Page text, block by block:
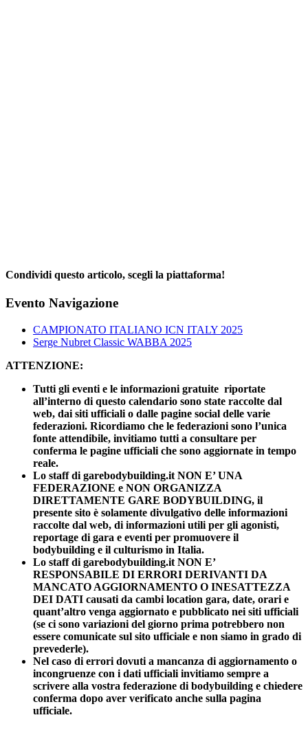
Condividi questo articolo, scegli la piattaforma!
Facebook
X
Reddit
LinkedIn
WhatsApp
Telegram
Tumblr
Pinterest
Email
Evento Navigazione
CAMPIONATO ITALIANO ICN ITALY 2025
Serge Nubret Classic WABBA 2025
ATTENZIONE:
Tutti gli eventi e le informazioni gratuite riportate
all’interno di questo calendario sono state raccolte dal
web, dai siti ufficiali o dalle pagine social delle varie
federazioni. Ricordiamo che le federazioni sono l’unica
fonte attendibile, invitiamo tutti a consultare per
conferma le pagine ufficiali che sono aggiornate in tempo
reale.
Lo staff di garebodybuilding.it NON E’ UNA
FEDERAZIONE e NON ORGANIZZA
DIRETTAMENTE GARE BODYBUILDING, il
presente sito è solamente divulgativo delle informazioni
raccolte dal web, di informazioni utili per gli agonisti,
reportage di gara e eventi per promuovere il
bodybuilding e il culturismo in Italia.
Lo staff di garebodybuilding.it NON E’
RESPONSABILE DI ERRORI DERIVANTI DA
MANCATO AGGIORNAMENTO O INESATTEZZA
DEI DATI causati da cambi location gara, date, orari e
quant’altro venga aggiornato e pubblicato nei siti ufficiali
(se ci sono variazioni del giorno prima potrebbero non
essere comunicate sul sito ufficiale e non siamo in grado di
prevederle).
Nel caso di errori dovuti a mancanza di aggiornamento o
incongruenze con i dati ufficiali invitiamo sempre a
scrivere alla vostra federazione di bodybuilding e chiedere
conferma dopo aver verificato anche sulla pagina
ufficiale.